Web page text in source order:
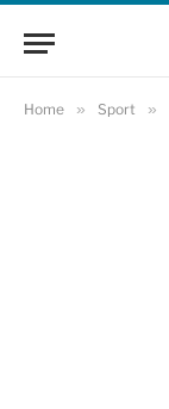
Home » Sport »